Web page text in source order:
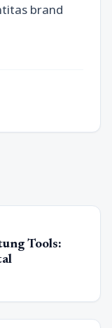
brand
Tools: